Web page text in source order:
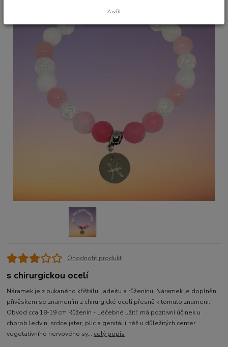
Ohodnotit produkt
s chirurgickou ocelí
Náramek je z pukaného křištálu, jadeitu a růženínu. Náramek je doplněn
přívěskem se znamením z chirurgické oceli přesně k tomuto znameni.
Obvod cca 18-19 cm Růženín - Léčebné užití: má pozitivní účinek u
chorob ledvin, srdce,jater, plic a genitálií, též u důležitých center
vegetativního nervového sy... celý popis
Zavřít